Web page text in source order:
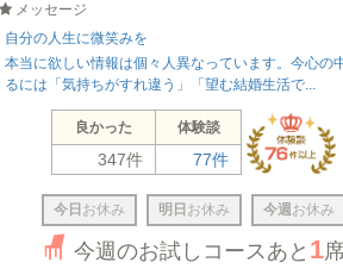
メッセージ
自分の人生に微笑みを
本当に欲しい情報は個々人異なっています。今心の
るには「気持ちがすれ違う」「望む結婚生活で...
良かった 体験談
347件 77件
今日 お休み 明日 お休み 今週 お休み
今週のお試しコースあと 1